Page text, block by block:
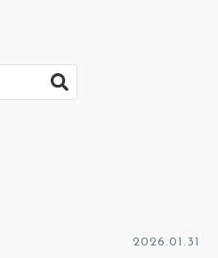
2026.01.31